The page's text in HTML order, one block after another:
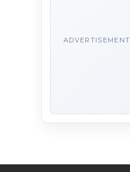
ADVERTISEMENT